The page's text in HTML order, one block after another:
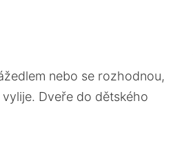
nebo se rozhodnou,
Dveře do dětského